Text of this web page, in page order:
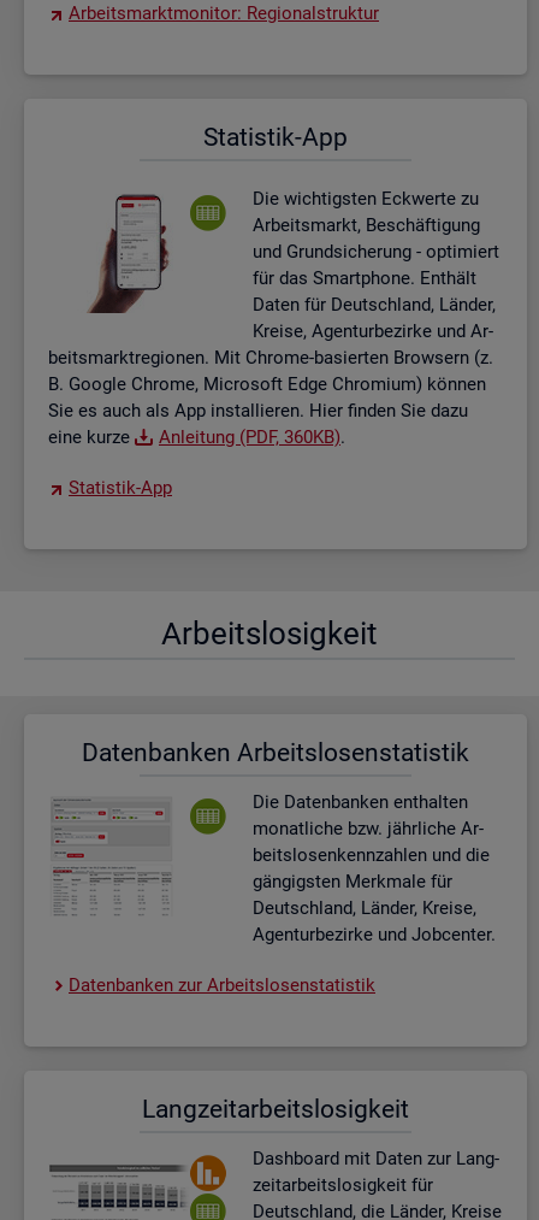
Ar­beits­markt­mo­ni­tor: Re­gio­nal­struk­tur
Sta­tis­tik-App
Die wich­tigs­ten Eck­wer­te zu
Ar­beits­markt, Be­schäf­ti­gung
und Grund­si­che­rung - op­ti­miert
für das Smart­pho­ne. Ent­hält
Daten für Deutsch­land, Län­der,
Krei­se, Agen­tur­be­zir­ke und Ar­
beits­markt­re­gio­nen. Mit Chro­me-ba­sier­ten Brow­sern (z.
B. Goog­le Chro­me, Mi­cro­soft Edge Chro­mi­um) kön­nen
Sie es auch als App in­stal­lie­ren. Hier fin­den Sie dazu
eine kurze
An­lei­tung (PDF, 360KB).
Sta­tis­tik-App
Ar­beits­lo­sig­keit
Da­ten­ban­ken Ar­beits­lo­sen­sta­tis­tik
Die Da­ten­ban­ken ent­hal­ten
mo­nat­li­che bzw. jähr­li­che Ar­
beits­lo­sen­kenn­zah­len und die
gän­gigs­ten Merk­ma­le für
Deutsch­land, Län­der, Krei­se,
Agen­tur­be­zir­ke und Job­cen­ter.
Da­ten­ban­ken zur Ar­beits­lo­sen­sta­tis­tik
Lang­zeit­ar­beits­lo­sig­keit
Dash­board mit Daten zur Lang­
zeit­ar­beits­lo­sig­keit für
Deutsch­land, die Län­der, Krei­se